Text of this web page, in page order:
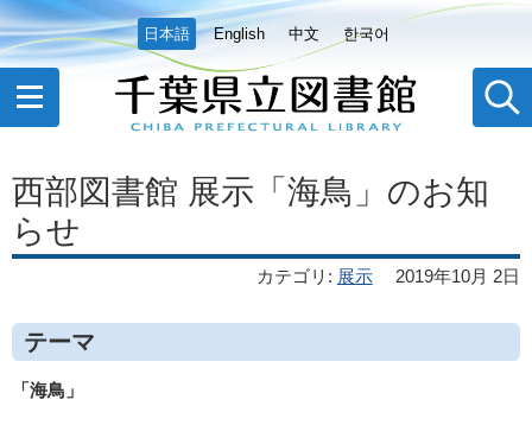
日本語 English 中文 한국어
西部図書館 展示「海鳥」のお知
らせ
カテゴリ : 展示 2019年10月 2日
テーマ
「海鳥」